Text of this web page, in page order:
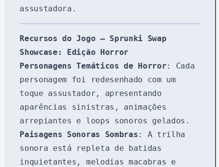
assustadora.
Recursos do Jogo – Sprunki Swap
Showcase: Edição Horror
Personagens Temáticos de Horror: Cada
personagem foi redesenhado com um
toque assustador, apresentando
aparências sinistras, animações
arrepiantes e loops sonoros gelados.
Paisagens Sonoras Sombras: A trilha
sonora está repleta de batidas
inquietantes, melodias macabras e